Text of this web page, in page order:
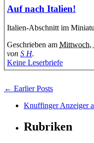
Auf nach Italien!
Italien-Abschnitt im
Geschrieben am Mittwoch,
von S H.
Keine Leserbriefe
← Earlier Posts
Knuffinger Anzeiger
Rubriken